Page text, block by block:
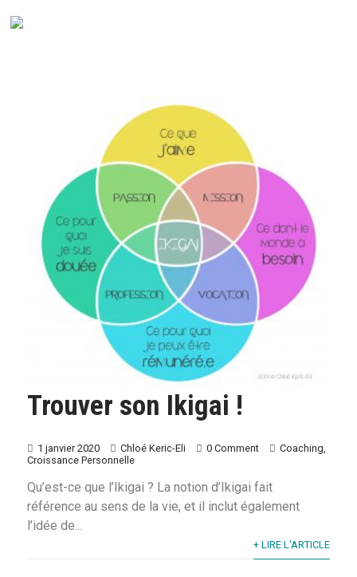
Trouver son Ikigai !
1 janvier 2020 Chloé Keric-Eli 0 Comment Coaching,
Croissance Personnelle
Qu’est-ce que l’Ikigai ? La notion d’Ikigai fait
référence au sens de la vie, et il inclut également
l’idée de...
+ LIRE L'ARTICLE